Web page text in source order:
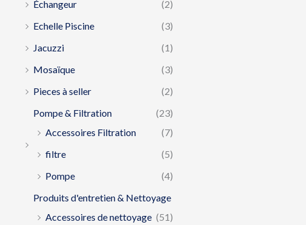
Échangeur
(2)
Echelle Piscine
(3)
Jacuzzi
(1)
Mosaïque
(3)
Pieces à seller
(2)
Pompe & Filtration
(23)
Accessoires Filtration
(7)
filtre
(5)
Pompe
(4)
Produits d'entretien & Nettoyage
(51)
Accessoires de nettoyage